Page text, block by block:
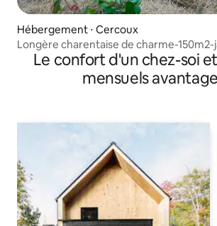
Hébergement ⋅ Cercoux
Longère charentaise de charme-
Le confort d'un chez-soi
mensuels